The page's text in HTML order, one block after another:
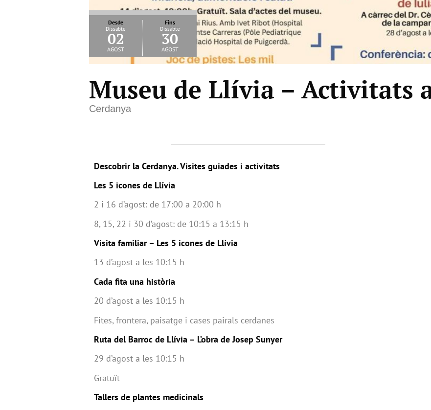
Desde
Dissabte
02
agost
Fins
Dissabte
30
agost
Museu de Llívia – Activitats
Cerdanya
Descobrir la Cerdanya. Visites guiades i activitats
Les 5 icones de Llívia
2 i 16 d’agost: de 17:00 a 20:00 h
8, 15, 22 i 30 d’agost: de 10:15 a 13:15 h
Visita familiar – Les 5 icones de Llívia
13 d’agost a les 10:15 h
Cada fita una història
20 d’agost a les 10:15 h
Fites, frontera, paisatge i cases pairals cerdanes
Ruta del Barroc de Llívia – L’obra de Josep Sunyer
29 d’agost a les 10:15 h
Gratuït
Tallers de plantes medicinals